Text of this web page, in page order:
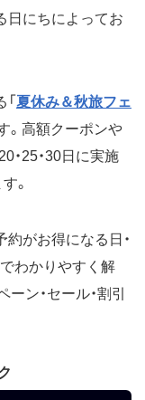
日にちによってお
夏休み＆秋旅フェ
。高額クーポンや
・25・30日に実施
。
がお得になる日・
わかりやすく解
ン・セール・割引